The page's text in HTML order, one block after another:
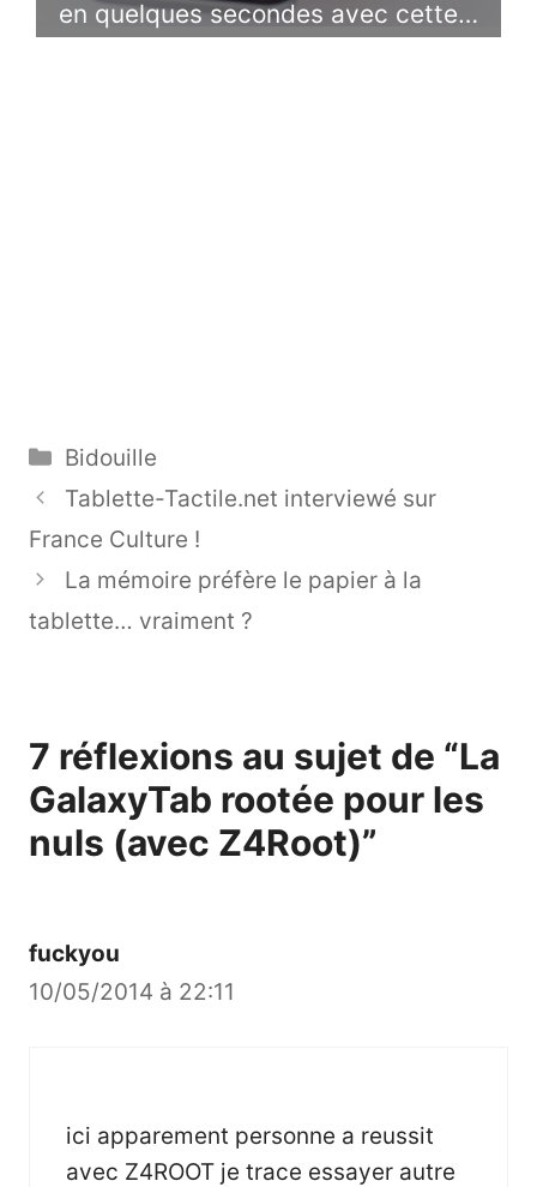
en quelques secondes avec cette…
Catégories
Bidouille
Tablette-Tactile.net interviewé sur
France Culture !
La mémoire préfère le papier à la
tablette… vraiment ?
7 réflexions au sujet de “La
GalaxyTab rootée pour les
nuls (avec Z4Root)”
fuckyou
10/05/2014 à 22:11
ici apparement personne a reussit
avec Z4ROOT je trace essayer autre